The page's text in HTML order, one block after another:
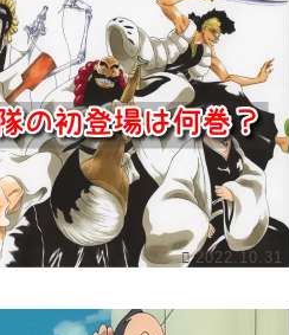
2022.10.31